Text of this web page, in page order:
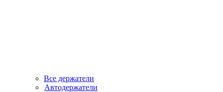
Все держатели
Автодержатели